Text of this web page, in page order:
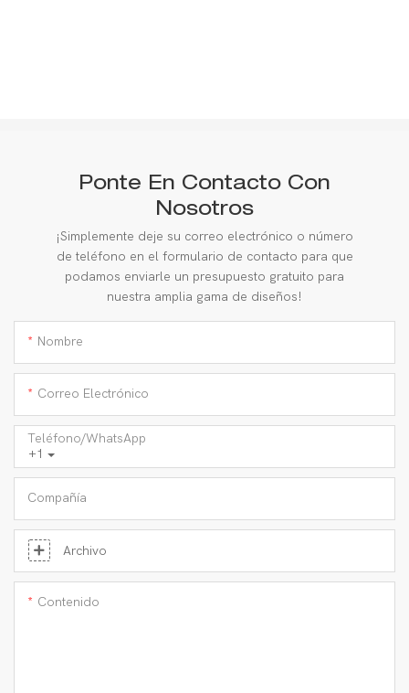
Ponte En Contacto Con
Nosotros
¡Simplemente deje su correo electrónico o número
de teléfono en el formulario de contacto para que
podamos enviarle un presupuesto gratuito para
nuestra amplia gama de diseños!
Nombre
Correo Electrónico
+1
Teléfono/WhatsApp
Compañía
Archivo
Contenido